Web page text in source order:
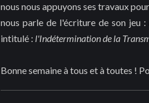
nous nous appuyons ses travaux
nous parle de l'écriture de son jeu :
intitulé : l'Indétermination de la
Bonne semaine à tous et à toutes !